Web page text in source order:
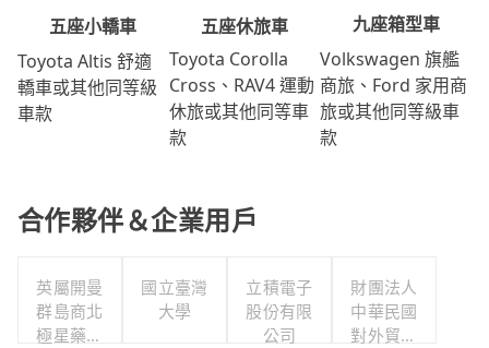
五座小轎車
Toyota Altis 舒適
轎車或其他同等級
車款
五座休旅車
Toyota Corolla
Cross、RAV4 運動
休旅或其他同等車
款
九座箱型車
Volkswagen 旗艦
商旅、Ford 家用商
旅或其他同等級車
款
合作夥伴＆企業用戶
英屬開曼
群島商北
極星藥業
國立臺灣
大學
立積電子
股份有限
公司
財團法人
中華民國
對外貿易